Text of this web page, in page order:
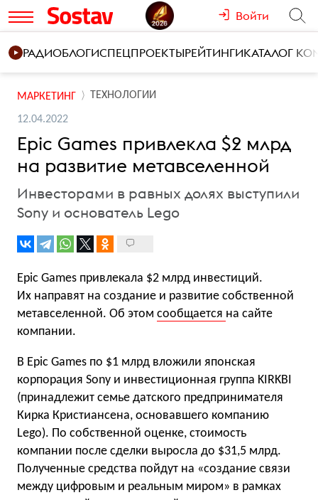
Войти
РАДИОБЛОГИСПЕЦПРОЕКТЫРЕЙТИНГИКАТАЛОГ
МАРКЕТИНГ ТЕХНОЛОГИИ
12.04.2022
Epic Games привлекла $2 млрд
на развитие метавселенной
Инвесторами в равных долях выступили
Sony и основатель Lego
Epic Games привлекала $2 млрд инвестиций.
Их направят на создание и развитие собственной
метавселенной. Об этом сообщается на сайте
компании.
В Epic Games по $1 млрд вложили японская
корпорация Sony и инвестиционная группа KIRKBI
(принадлежит семье датского предпринимателя
Кирка Кристиансена, основавшего компанию
Lego). По собственной оценке, стоимость
компании после сделки выросла до $31,5 млрд.
Полученные средства пойдут на «создание связи
между цифровым и реальным миром» в рамках